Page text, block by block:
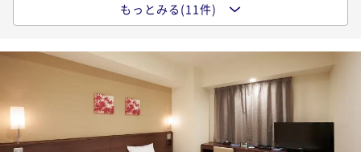
【キャッシュレス決済】【連泊割引】3連泊以上の滞在
現地決済可
IN 15:00 - 26:00 OUT11:00
ポイント即利用で最大4％OFF
2名 ¥ 23,904 ~
【キャッシュレス決済】【カジュアルステイを満喫】
現地決済可 事前決済可
IN 15:00 - 29:00 OUT11:00
ポイント即利用で最大7％OFF
¥12,540~
2名 ¥ 11,662 ~
【キャッシュレス決済】リラックスバスタイムプラン
～ジルスチュアートバスセット付き～（食事なし）
現地決済可
IN 15:00 - 24:00 OUT12:00
ポイント即利用で最大4％OFF
¥11,080~
2名 ¥ 10,636 ~
【直前割】ベストレートプラン【食事なし】柏駅東口
徒歩4分
現地決済可 事前決済可
IN 15:00 - 29:00 OUT11:00
ポイント即利用で最大7％OFF
2名 ¥ 9,002 ~
もっとみる(11件)